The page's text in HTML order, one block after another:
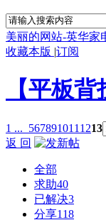
美丽的网站-英华家
收藏本版 |订阅
【平板背
1 ... 567891011 1213
返 回
全部
求助40
已解决3
分享118